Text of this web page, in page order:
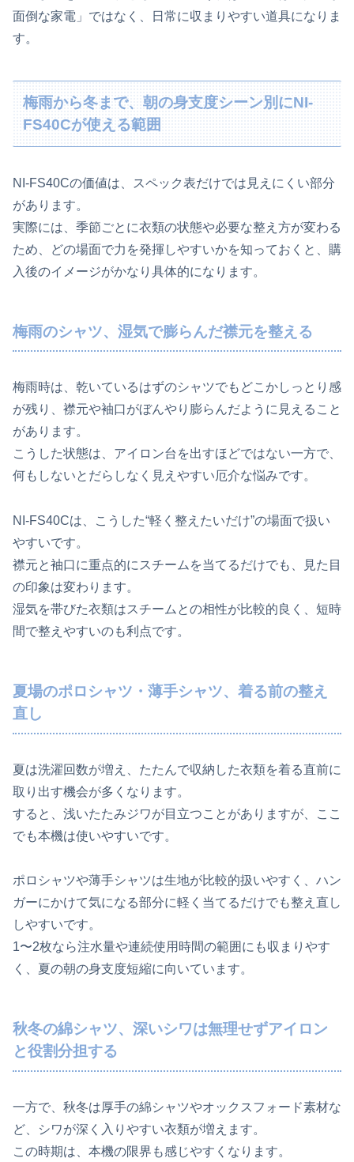
面倒な家電」ではなく、日常に収まりやすい道具になりま
す。
梅雨から冬まで、朝の身支度シーン別にNI-
FS40Cが使える範囲
NI-FS40Cの価値は、スペック表だけでは見えにくい部分
があります。
実際には、季節ごとに衣類の状態や必要な整え方が変わる
ため、どの場面で力を発揮しやすいかを知っておくと、購
入後のイメージがかなり具体的になります。
梅雨のシャツ、湿気で膨らんだ襟元を整える
梅雨時は、乾いているはずのシャツでもどこかしっとり感
が残り、襟元や袖口がぼんやり膨らんだように見えること
があります。
こうした状態は、アイロン台を出すほどではない一方で、
何もしないとだらしなく見えやすい厄介な悩みです。
NI-FS40Cは、こうした“軽く整えたいだけ”の場面で扱い
やすいです。
襟元と袖口に重点的にスチームを当てるだけでも、見た目
の印象は変わります。
湿気を帯びた衣類はスチームとの相性が比較的良く、短時
間で整えやすいのも利点です。
夏場のポロシャツ・薄手シャツ、着る前の整え
直し
夏は洗濯回数が増え、たたんで収納した衣類を着る直前に
取り出す機会が多くなります。
すると、浅いたたみジワが目立つことがありますが、ここ
でも本機は使いやすいです。
ポロシャツや薄手シャツは生地が比較的扱いやすく、ハン
ガーにかけて気になる部分に軽く当てるだけでも整え直し
しやすいです。
1〜2枚なら注水量や連続使用時間の範囲にも収まりやす
く、夏の朝の身支度短縮に向いています。
秋冬の綿シャツ、深いシワは無理せずアイロン
と役割分担する
一方で、秋冬は厚手の綿シャツやオックスフォード素材な
ど、シワが深く入りやすい衣類が増えます。
この時期は、本機の限界も感じやすくなります。